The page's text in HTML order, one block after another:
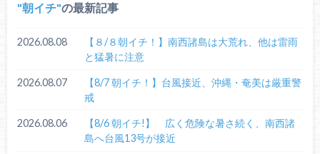
朝イチ の最新記事
2026.08.08
【８/８朝イチ！】南西諸島は大荒れ、他は雷雨
と猛暑に注意
2026.08.07
【8/7 朝イチ！】台風接近、沖縄・奄美は厳重警
戒
2026.08.06
【8/6 朝イチ!】 広く危険な暑さ続く、南西諸
島へ台風13号が接近